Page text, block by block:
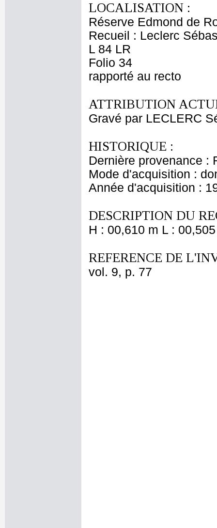
LOCALISATION :
Réserve Edmond de
Recueil : Leclerc
L 84 LR
Folio 34
rapporté au recto
ATTRIBUTION
Gravé par LECLERC
HISTORIQUE :
Dernière provenance :
Mode d'acquisition :
Année d'acquisition :
DESCRIPTION DU
H : 00,610 m L :
REFERENCE DE
vol. 9, p. 77